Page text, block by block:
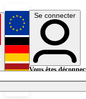
English
Deutsch
Se connecter
Vous êtes